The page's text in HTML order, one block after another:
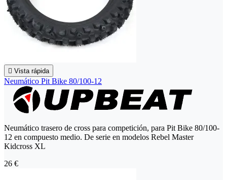
 Vista rápida
Neumático Pit Bike 80/100-12
Neumático trasero de cross para competición, para Pit Bike 80/100-
12 en compuesto medio. De serie en modelos Rebel Master
Kidcross XL
26 €